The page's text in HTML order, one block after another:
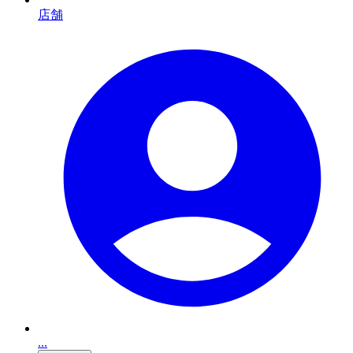
店舗
...